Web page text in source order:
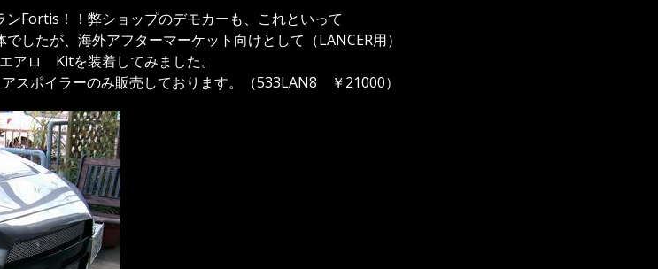
Fortis！！弊ショップのデモカーも、これといって
したが、海外アフターマーケット向けとして（LANCER用）
アロ Kitを装着してみました。
スポイラーのみ販売しております。（533LAN8 ￥21000）